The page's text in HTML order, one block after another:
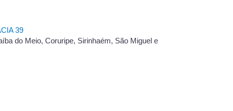
39
do Meio, Coruripe, Sirinhaém, São Miguel e